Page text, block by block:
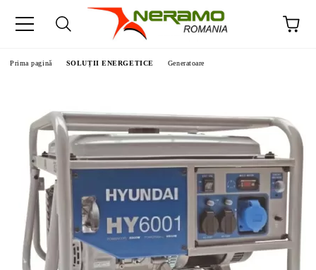
Prima pagină SOLUȚII ENERGETICE Generatoare